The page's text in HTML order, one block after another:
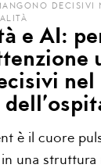
DECISIVI
e AI:
nel
è il cuore
una struttura